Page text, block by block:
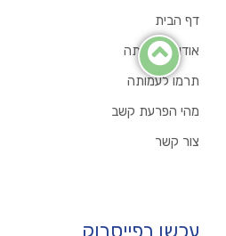
דף הבית
אודות העמותה
תרמו לעמותה
מהי הפרעת קשב
צור קשר